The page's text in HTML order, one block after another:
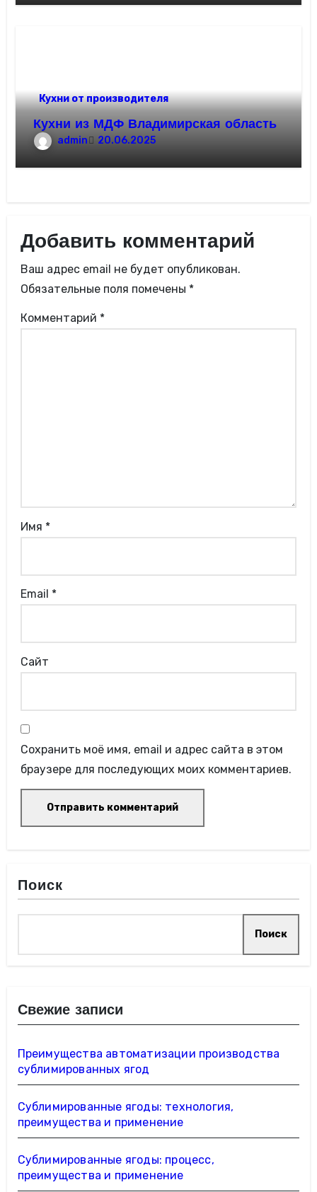
Кухни от производителя
Кухни из МДФ Владимирская область
admin 20.06.2025
Добавить комментарий
Ваш адрес email не будет опубликован.
Обязательные поля помечены *
Комментарий *
Имя *
Email *
Сайт
Сохранить моё имя, email и адрес сайта в этом
браузере для последующих моих комментариев.
Поиск
Поиск
Свежие записи
Преимущества автоматизации производства
сублимированных ягод
Сублимированные ягоды: технология,
преимущества и применение
Сублимированные ягоды: процесс,
преимущества и применение